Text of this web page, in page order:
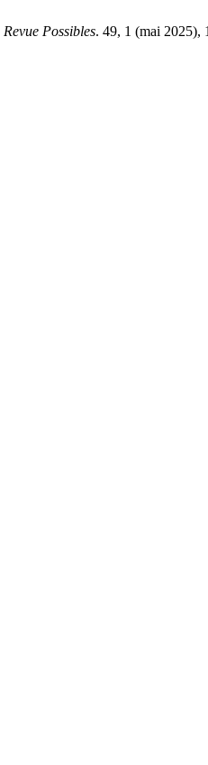
Revue Possibles. 49, 1 (mai 2025),